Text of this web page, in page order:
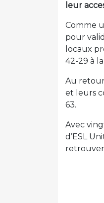
leur
Comme
pour
locaux
42-29 à
Au retour
et leurs
63.
Avec
d’ESL